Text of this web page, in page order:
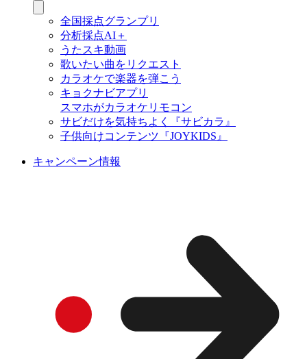
全国採点グランプリ
分析採点AI＋
うたスキ動画
歌いたい曲をリクエスト
カラオケで楽器を弾こう
キョクナビアプリ
スマホがカラオケリモコン
サビだけを気持ちよく『サビカラ』
子供向けコンテンツ『JOYKIDS』
キャンペーン情報